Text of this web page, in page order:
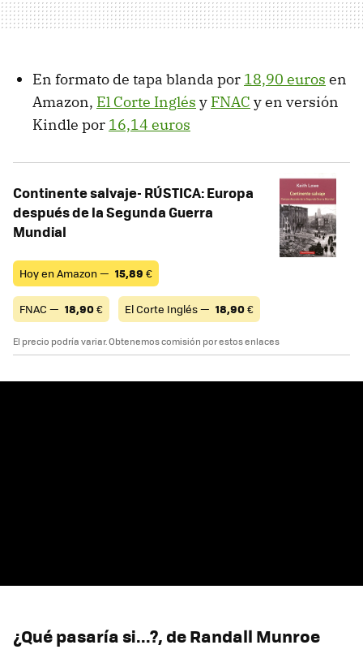
En formato de tapa blanda por 18,90 euros en
Amazon, El Corte Inglés y FNAC y en versión
Kindle por 16,14 euros
Continente salvaje- RÚSTICA: Europa
después de la Segunda Guerra
Mundial
Hoy en Amazon — 15,89 €
FNAC — 18,90€ El Corte Inglés — 18,90€
El precio podría variar. Obtenemos comisión por estos enlaces
¿Qué pasaría si...?, de Randall Munroe